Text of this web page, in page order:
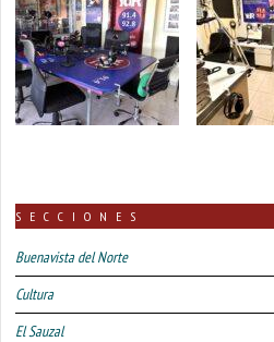
SECCIONES
Buenavista del Norte
Cultura
El Sauzal